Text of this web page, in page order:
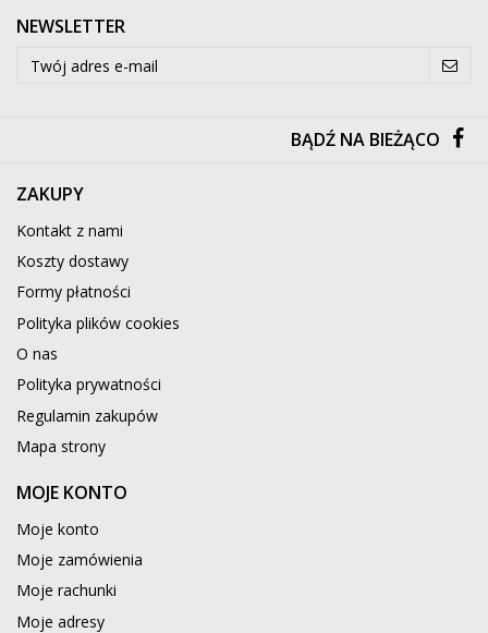
NEWSLETTER
BĄDŹ NA BIEŻĄCO
ZAKUPY
Kontakt z nami
Koszty dostawy
Formy płatności
Polityka plików cookies
O nas
Polityka prywatności
Regulamin zakupów
Mapa strony
MOJE KONTO
Moje konto
Moje zamówienia
Moje rachunki
Moje adresy